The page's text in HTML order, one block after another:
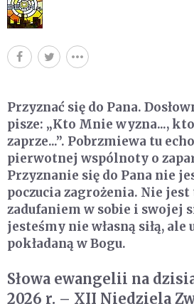
Przyznać się do Pana.
pisze: „Kto Mnie wyzna...,
zaprze...”. Pobrzmiewa tu
pierwotnej wspólnoty o
Przyznanie się do Pana nie
poczucia zagrożenia. Nie jest
zadufaniem w sobie i swojej
jesteśmy nie własną siłą, ale
pokładaną w Bogu.
Słowa ewangelii na
2026 r. – XII Niedziela